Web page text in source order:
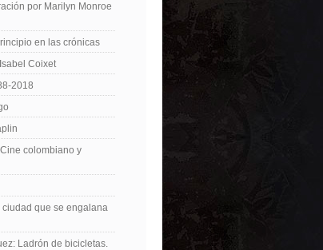
por Marilyn Monroe
en las crónicas
Coixet
2018
colombiano y
que se engalana
Ladrón de bicicletas.